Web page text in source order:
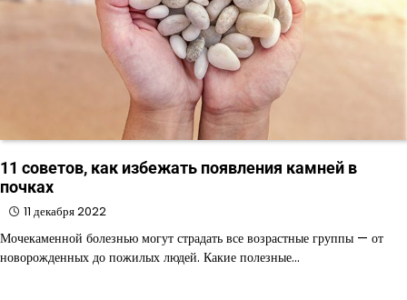
11 советов, как избежать появления камней в
почках
11 декабря 2022
Мочекаменной болезнью могут страдать все возрастные группы — от
новорожденных до пожилых людей. Какие полезные…